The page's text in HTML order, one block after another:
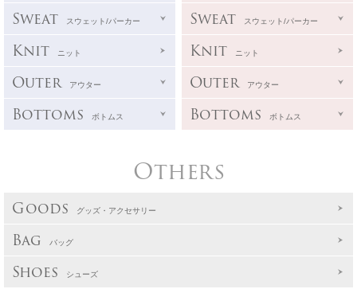
Sweat スウェット/パーカー
Knit ニット
Outer アウター
Bottoms ボトムス
Sweat スウェット/パーカー
Knit ニット
Outer アウター
Bottoms ボトムス
Others
Goods グッズ・アクセサリー
Bag バッグ
Shoes シューズ